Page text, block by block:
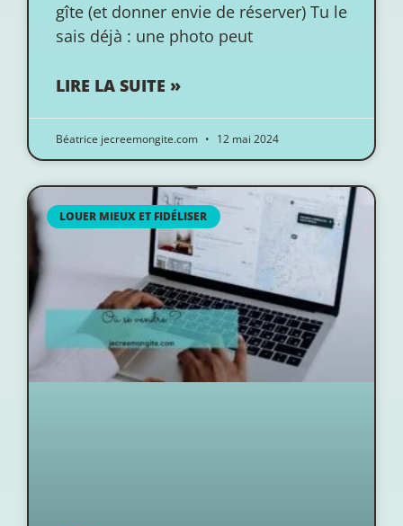
gîte (et donner envie de réserver) Tu le
sais déjà : une photo peut
LIRE LA SUITE »
Béatrice jecreemongite.com 12 mai 2024
LOUER MIEUX ET FIDÉLISER